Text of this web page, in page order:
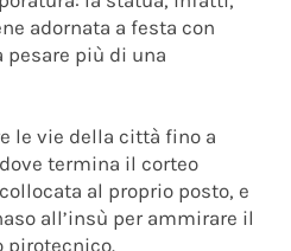
adornata a festa con
più di una
le vie della città fino a
termina il corteo
al proprio posto, e
all’insù per ammirare il
pirotecnico.